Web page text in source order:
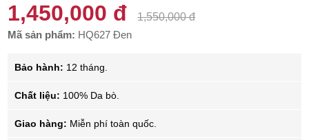
1,450,000 đ
1,550,000 đ
Mã sản phẩm: HQ627 Đen
Bảo hành: 12 tháng.
Chất liệu: 100% Da bò.
Giao hàng: Miễn phí toàn quốc.